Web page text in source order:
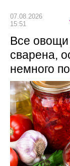
07.08.2026
15:51
Все овощи
сварена,
немного